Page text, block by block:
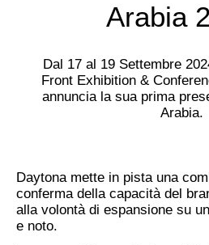
Arabia
Dal 17 al 19 Settembre
Front Exhibition &
annuncia la sua prima
Arabia.
Daytona mette in pista una
conferma della capacità del
alla volontà di espansione su
e noto.